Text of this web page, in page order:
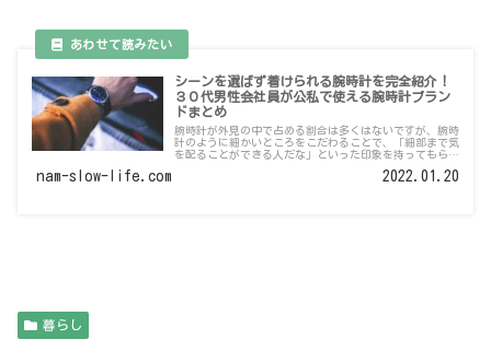
シーンを選ばず着けられる腕時計を完全紹介！
３０代男性会社員が公私で使える腕時計ブラン
ドまとめ
腕時計が外見の中で占める割合は多くはないですが、腕時
計のように細かいところをこだわることで、「細部まで気
を配ることができる人だな」といった印象を持ってもらえ
nam-slow-life.com 2022.01.20
暮らし